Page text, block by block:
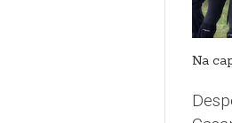
Na